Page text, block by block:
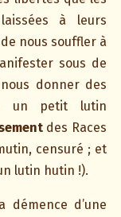
à leurs
nous souffler à
sous de
donner des
un petit lutin
des Races
censuré ; et
lutin hutin !).
démence d’une